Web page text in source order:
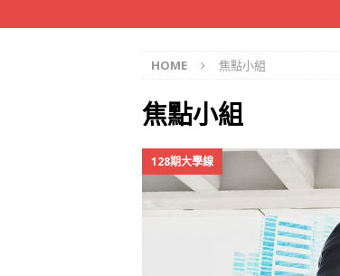
HOME 焦點小組
焦點小組
128期大學線